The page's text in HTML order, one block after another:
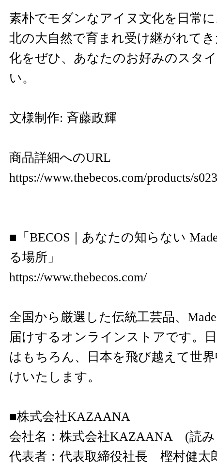
素朴でモダンなアイヌ文化を日常
北の大自然で育まれ受け継がれて
化をぜひ、あなたのお好みのスタ
い。
文様制作: 斉藤政輝
商品詳細へのURL
https://www.thebecos.com/products/
■「BECOS｜あなたの知らない
る場所」
https://www.thebecos.com/
全国から厳選した伝統工芸品、
届けするオンラインストアです。
はもちろん、日本を飛び越えて世
けいたします。
■株式会社KAZAANA
会社名：株式会社KAZAANA (読
代表者：代表取締役社長 樫村健太